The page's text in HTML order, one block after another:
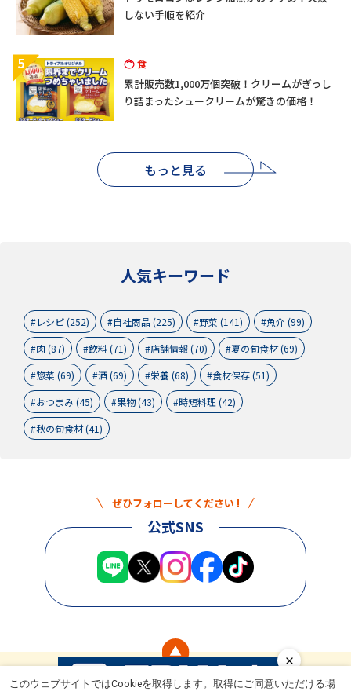
このウェブサイトではCookieを取得します。取得にご同意いただける場
しない手順を紹介
5 食
累計販売数1,000万個突破！クリームがぎっし
り詰まったシュークリームが驚きの価格！
もっと見る
人気キーワード
レシピ (252) 自社商品 (225) 野菜 (141)
魚介 (99)
肉 (87)
飲料 (71) 店舗情報 (70)
夏の旬食材 (69)
惣菜 (69)
酒 (69) 栄養 (68)
食材保存 (51)
おつまみ (45)
果物 (43)
時短料理 (42)
秋の旬食材 (41)
ぜひフォローしてください !
公式SNS